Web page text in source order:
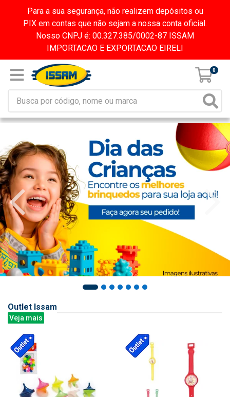
Para a sua segurança, não realizem depósitos ou
PIX em contas que não sejam a nossa conta oficial.
Nosso CNPJ é: 00.327.385/0002-87 ISSAM
IMPORTACAO E EXPORTACAO EIRELI
0
Outlet Issam
Veja mais